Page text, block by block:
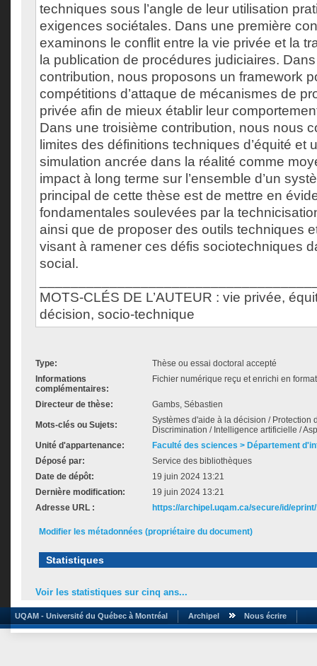
techniques sous l’angle de leur utilisation
exigences sociétales. Dans une première
examinons le conflit entre la vie privée et la
la publication de procédures judiciaires.
contribution, nous proposons un framework
compétitions d’attaque de mécanismes de
privée afin de mieux établir leur
Dans une troisième contribution, nous nous
limites des définitions techniques d’équité et
simulation ancrée dans la réalité comme
impact à long terme sur l’ensemble d’un
principal de cette thèse est de mettre en
fondamentales soulevées par la
ainsi que de proposer des outils techniques
visant à ramener ces défis sociotechniques
social.
MOTS-CLÉS DE L’AUTEUR : vie privée,
décision, socio-technique
Type:
Thèse ou essai doctoral accepté
Informations
complémentaires:
Fichier numérique reçu et enrichi en
Directeur de thèse: Gambs, Sébastien
Mots-clés ou Sujets:
Systèmes d'aide à la décision / Protection
Discrimination / Intelligence artificielle /
Unité d'appartenance:
Faculté des sciences > Département
Déposé par:
Service des bibliothèques
Date de dépôt:
19 juin 2024 13:21
Dernière modification:
19 juin 2024 13:21
Adresse URL :
https://archipel.uqam.ca/secure/id/
Modifier les métadonnées (propriétaire du document)
Statistiques
Voir les statistiques sur cinq ans...
UQAM - Université du Québec à Montréal Archipel Nous écrire